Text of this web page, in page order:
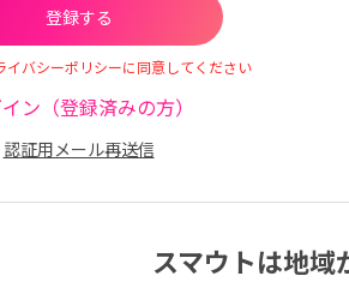
イバシーポリシーに同意してください
ン（登録済みの方）
認証用メール再送信
スマウトは地域